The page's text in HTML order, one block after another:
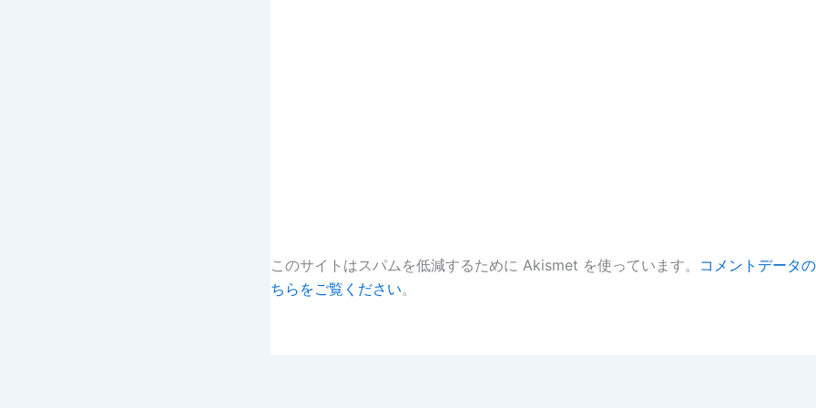
このサイトはスパムを低減するために Akismet を使っています。 コメントデータ
ちらをご覧ください。